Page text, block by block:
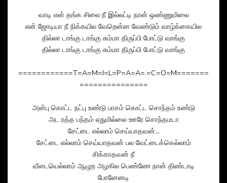
வாடி என் தங்க சிலை நீ இல்லட்டி நான் ஒண்ணுமிலை
என் ஜோடியா நீ நிக்கயில வேறென்ன வேண்டும் வாழ்க்கையில
தில்லா டாங்கு டாங்கு சும்மா திருப்பி போட்டு வாங்கு
தில்லா டாங்கு டாங்கு சும்மா திருப்பி போட்டு வாங்கு
============T=A=M=I=L=P=A=A=.=C=O=M=======
===============
அன்பு கொட்ட நட்பு உண்டு பாசம் கொட்ட சொந்தம் உண்டு
அட ரத்த பந்தம் ஏதுமில்லை ஊரே சொந்தமடா
சேட்டை எல்லாம் செய்யாதவன்...
சேட்டை எல்லாம் செய்யாதவன் பல வேட்டைக்கெல்லாம்
சிக்காதவன் நீ
வீடையெல்லாம் ஆழுற அழகில பெண்ணே நான் திண்டாடி
போனேனடி